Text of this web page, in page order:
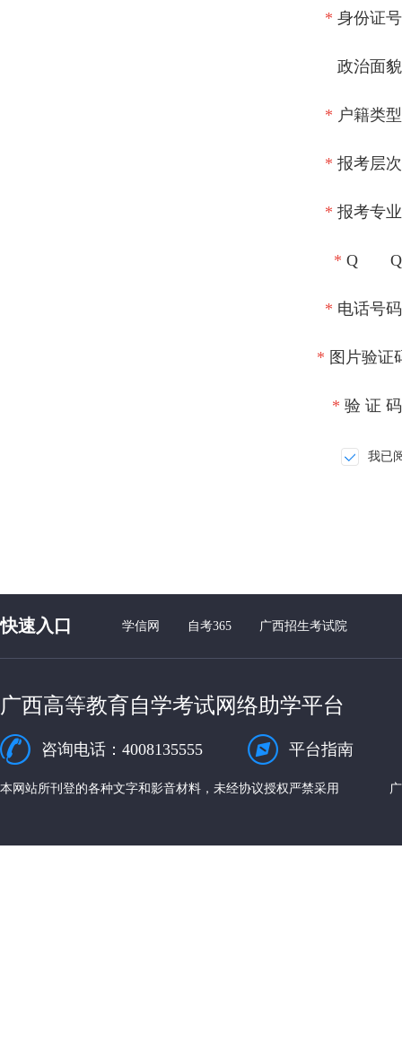
* 身份证
政治面
* 户籍类
* 报考层
* 报考专
* Q Q
* 电话号
* 图片验证
* 验 证
我已